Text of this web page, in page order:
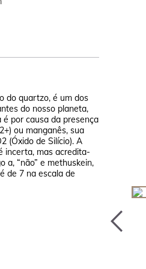
do quartzo, é um dos
do nosso planeta,
por causa da presença
ou manganês, sua
(Óxido de Silício). A
incerta, mas acredita-
a, “não” e methuskein,
de 7 na escala de